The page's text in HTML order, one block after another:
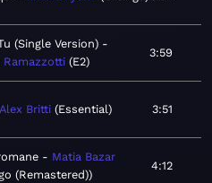
(Single Version)
Ramazzotti E2
3:59
Alex Britti Essential 3:51
Matia Bazar
(Remastered)
4:12